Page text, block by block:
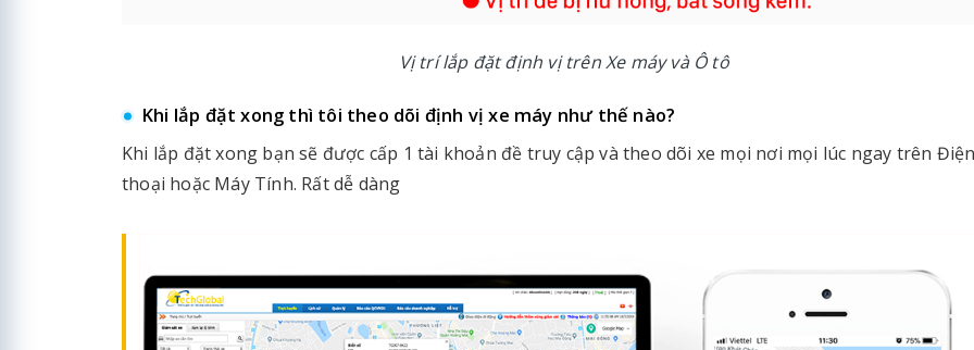
Vị trí lắp đặt định vị trên Xe máy và Ô tô
Khi lắp đặt xong thì tôi theo dõi định vị xe máy như thế nào?
Khi lắp đặt xong bạn sẽ được cấp 1 tài khoản đề truy cập và theo dõi xe mọi nơi mọi lúc ngay trên
thoại hoặc Máy Tính. Rất dễ dàng